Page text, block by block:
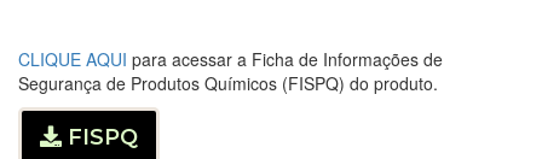
CLIQUE AQUI para acessar a Ficha de Informações de
Segurança de Produtos Químicos (FISPQ) do produto.
FISPQ